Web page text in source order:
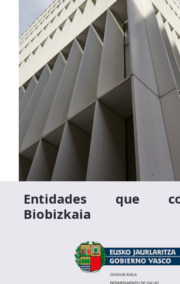
Entidades que
Biobizkaia